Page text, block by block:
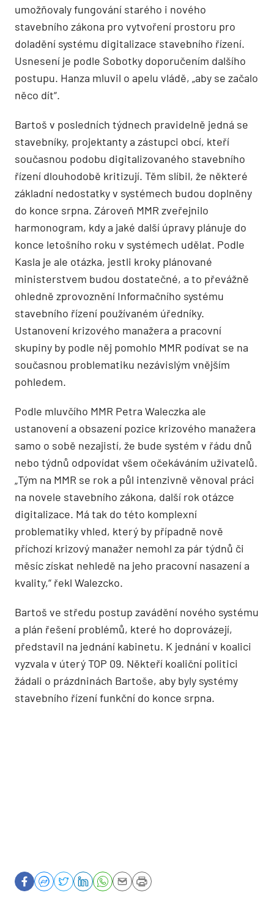
umožňovaly fungování starého i nového
stavebního zákona pro vytvoření prostoru pro
doladění systému digitalizace stavebního řízení.
Usnesení je podle Sobotky doporučením dalšího
postupu. Hanza mluvil o apelu vládě, „aby se začalo
něco dít“.
Bartoš v posledních týdnech pravidelně jedná se
stavebníky, projektanty a zástupci obcí, kteří
současnou podobu digitalizovaného stavebního
řízení dlouhodobě kritizují. Těm slíbil, že některé
základní nedostatky v systémech budou doplněny
do konce srpna. Zároveň MMR zveřejnilo
harmonogram, kdy a jaké další úpravy plánuje do
konce letošního roku v systémech udělat. Podle
Kasla je ale otázka, jestli kroky plánované
ministerstvem budou dostatečné, a to převážně
ohledně zprovoznění Informačního systému
stavebního řízení používaném úředníky.
Ustanovení krizového manažera a pracovní
skupiny by podle něj pomohlo MMR podívat se na
současnou problematiku nezávislým vnějším
pohledem.
Podle mluvčího MMR Petra Waleczka ale
ustanovení a obsazení pozice krizového manažera
samo o sobě nezajistí, že bude systém v řádu dnů
nebo týdnů odpovídat všem očekáváním uživatelů.
„Tým na MMR se rok a půl intenzivně věnoval práci
na novele stavebního zákona, další rok otázce
digitalizace. Má tak do této komplexní
problematiky vhled, který by případně nově
příchozí krizový manažer nemohl za pár týdnů či
měsíc získat nehledě na jeho pracovní nasazení a
kvality,“ řekl Walezcko.
Bartoš ve středu postup zavádění nového systému
a plán řešení problémů, které ho doprovázejí,
představil na jednání kabinetu. K jednání v koalici
vyzvala v úterý TOP 09. Někteří koaliční politici
žádali o prázdninách Bartoše, aby byly systémy
stavebního řízení funkční do konce srpna.